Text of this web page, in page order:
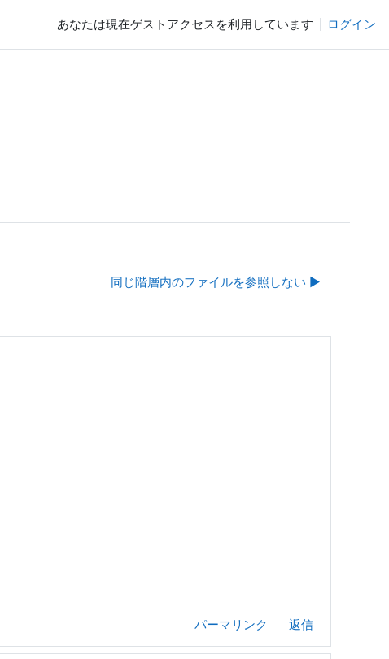
あなたは現在ゲストアクセスを利用しています ログイン
同じ階層内のファイルを参照しない ▶︎
パーマリンク
返信